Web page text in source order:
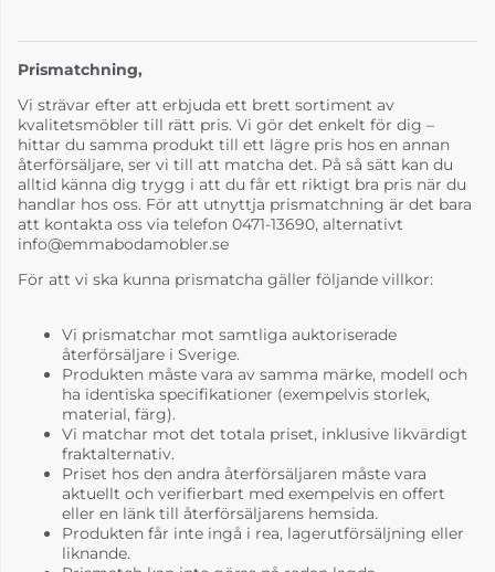
Prismatchning,
Vi strävar efter att erbjuda ett brett sortiment av
kvalitetsmöbler till rätt pris. Vi gör det enkelt för dig –
hittar du samma produkt till ett lägre pris hos en annan
återförsäljare, ser vi till att matcha det. På så sätt kan du
alltid känna dig trygg i att du får ett riktigt bra pris när du
handlar hos oss. För att utnyttja prismatchning är det bara
att kontakta oss via telefon 0471-13690, alternativt
info@emmabodamobler.se
För att vi ska kunna prismatcha gäller följande villkor:
Vi prismatchar mot samtliga auktoriserade
återförsäljare i Sverige.
Produkten måste vara av samma märke, modell och
ha identiska specifikationer (exempelvis storlek,
material, färg).
Vi matchar mot det totala priset, inklusive likvärdigt
fraktalternativ.
Priset hos den andra återförsäljaren måste vara
aktuellt och verifierbart med exempelvis en offert
eller en länk till återförsäljarens hemsida.
Produkten får inte ingå i rea, lagerutförsäljning eller
liknande.